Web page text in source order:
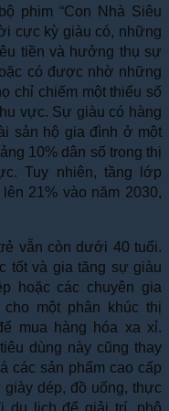
phim “Con Nhà Siêu
cực kỳ giàu có, những
tiền và hưởng thụ sự
có được nhờ những
chỉ chiếm một thiểu số
vực. Sự giàu có hàng
sản hộ gia đình ở một
10% dân số trong thị
Tuy nhiên, tầng lớp
21% vào năm 2030,
vẫn còn dưới 40 tuổi.
tốt và gia tăng sự giàu
hoặc các chuyên gia
một phân khúc thị
mua hàng hóa xa xỉ.
dùng này cũng thay
các sản phẩm cao cấp
dép, đồ uống, thực
du lịch để giải trí, phô